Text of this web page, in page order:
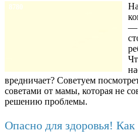
8780
—
вредничает? Советуем
советами от мамы, которая не
решению проблемы.
Опасно для здоровья!